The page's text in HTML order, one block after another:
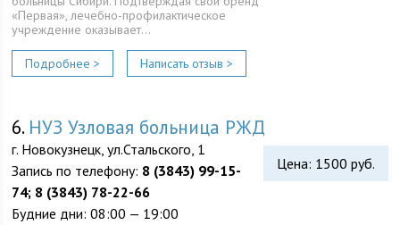
«Первая», лечебно-профилактическое
учреждение оказывает…
Подробнее > Написать отзыв >
6. НУЗ Узловая больница РЖД
Цена: 1500 руб.
г. Новокузнецк, ул.Стальского, 1
Запись по телефону: 8 (3843) 99-15-
74; 8 (3843) 78-22-66
Будние дни: 08:00 — 19:00